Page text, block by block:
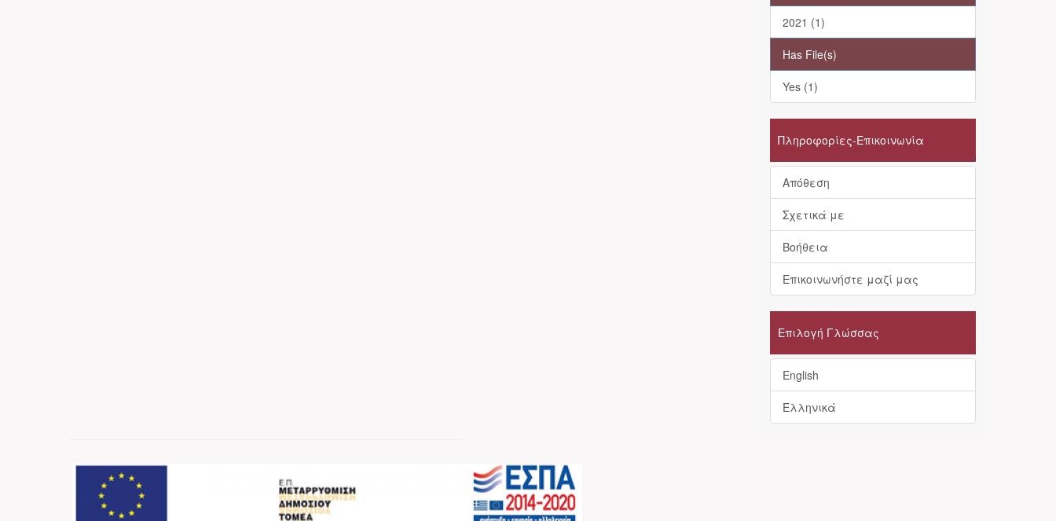
2021 (1)
Has File(s)
Yes (1)
Πληροφορίες-Επικοινωνία
Απόθεση
Σχετικά με
Βοήθεια
Επικοινωνήστε μαζί μας
Επιλογή Γλώσσας
English
Ελληνικά